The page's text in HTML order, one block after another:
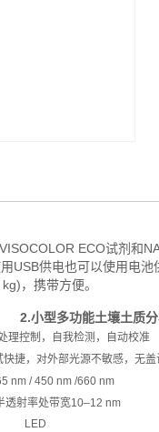
ECO试剂和
USB供电也可以使用电
，携带方便。
2.小型多功能土壤土质
理控制，自我检测，自动校准
捷，对外部光源不敏感，无盖
nm / 450 nm /660 nm
透射率处带宽10–12 nm
LED